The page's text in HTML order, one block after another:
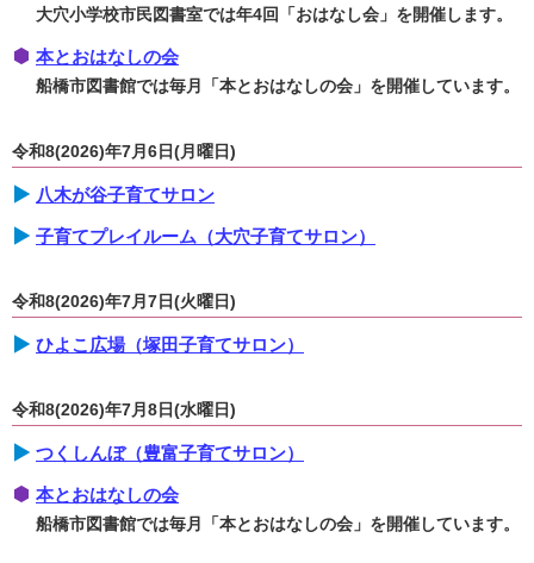
大穴小学校市民図書室では年4回「おはなし会」を開催します。
本とおはなしの会
船橋市図書館では毎月「本とおはなしの会」を開催しています。
令和8(2026)年7月6日(月曜日)
八木が谷子育てサロン
子育てプレイルーム（大穴子育てサロン）
令和8(2026)年7月7日(火曜日)
ひよこ広場（塚田子育てサロン）
令和8(2026)年7月8日(水曜日)
つくしんぼ（豊富子育てサロン）
本とおはなしの会
船橋市図書館では毎月「本とおはなしの会」を開催しています。